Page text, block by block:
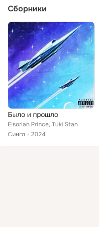
Сборники
Было и прошло
Elsorian Prince, Tuki Stan
Сингл
2024